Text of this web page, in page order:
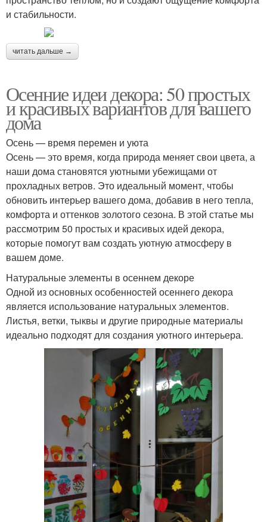
и стабильности.
читать дальше →
Осенние идеи декора: 50 простых
и красивых вариантов для вашего
дома
Осень — время перемен и уюта
Осень — это время, когда природа меняет свои цвета, а
наши дома становятся уютными убежищами от
прохладных ветров. Это идеальный момент, чтобы
обновить интерьер вашего дома, добавив в него тепла,
комфорта и оттенков золотого сезона. В этой статье мы
рассмотрим 50 простых и красивых идей декора,
которые помогут вам создать уютную атмосферу в
вашем доме.
Натуральные элементы в осеннем декоре
Одной из основных особенностей осеннего декора
является использование натуральных элементов.
Листья, ветки, тыквы и другие природные материалы
идеально подходят для создания уютного интерьера.